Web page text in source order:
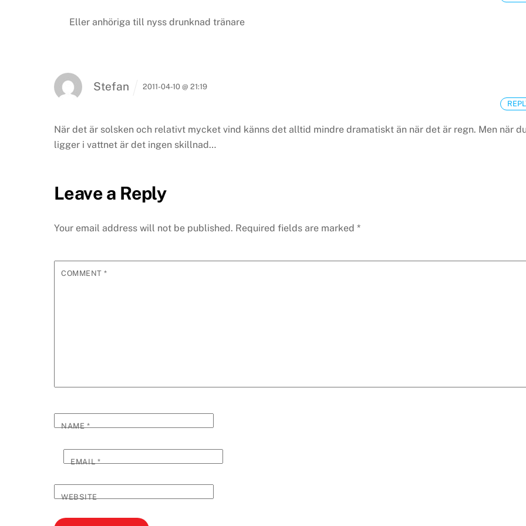
Eller anhöriga till nyss drunknad tränare
Stefan 2011-04-10 @ 21:19
När det är solsken och relativt mycket vind känns det alltid mindre dramatiskt än när det är regn. Men när
ligger i vattnet är det ingen skillnad…
Leave a Reply
Your email address will not be published. Required fields are marked *
COMMENT*
NAME*
EMAIL*
WEBSITE